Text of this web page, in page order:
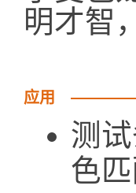
明才智
应用
测
色匹